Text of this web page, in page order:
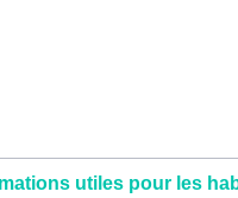
utiles pour les